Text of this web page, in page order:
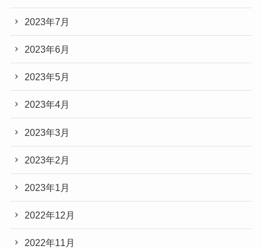
2023年7月
2023年6月
2023年5月
2023年4月
2023年3月
2023年2月
2023年1月
2022年12月
2022年11月